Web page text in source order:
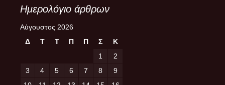
Ημερολόγιο άρθρων
Αύγουστος 2026
Δ
Τ Τ Π Π Σ
Κ
1
2
3
4 5 6 7 8
9